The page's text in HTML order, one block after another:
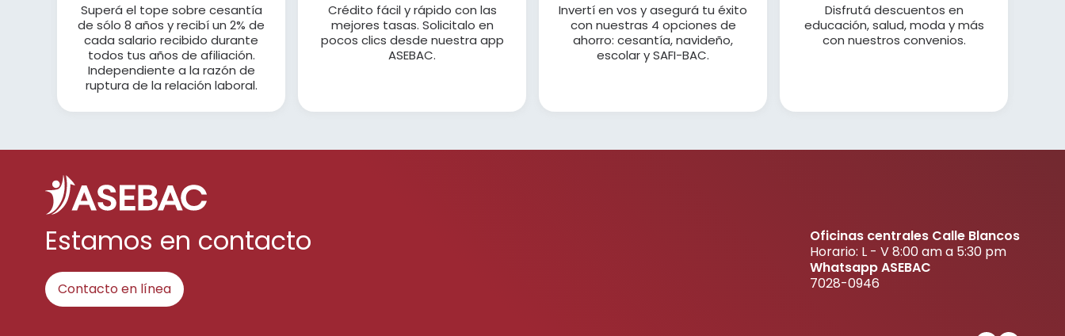
Superá el tope sobre cesantía
de sólo 8 años y recibí un 2% de
cada salario recibido durante
todos tus años de afiliación.
Independiente a la razón de
ruptura de la relación laboral.
Crédito fácil y rápido con las
mejores tasas. Solicitalo en
pocos clics desde nuestra app
ASEBAC.
Invertí en vos y asegurá tu éxito
con nuestras 4 opciones de
ahorro: cesantía, navideño,
escolar y SAFI-BAC.
Disfrutá descuentos en
educación, salud, moda y más
con nuestros convenios.
Estamos en contacto
Contacto en línea
Oficinas centrales Calle Blancos
Horario: L - V 8:00 am a 5:30 pm
Whatsapp ASEBAC
7028-0946